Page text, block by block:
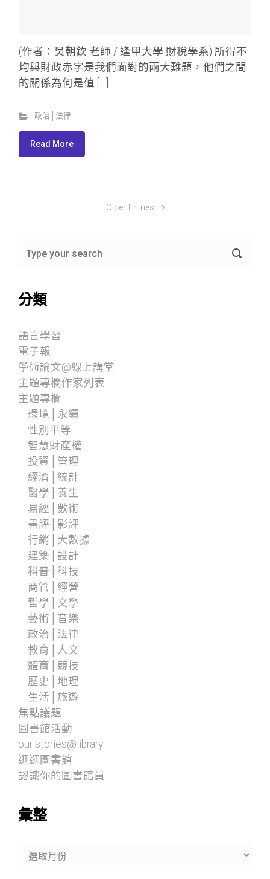
(作者：吳朝欽 老師 / 逢甲大學 財稅學系) 所得不
均與財政赤字是我們面對的兩大難題，他們之間
的關係為何是值 […]
政治│法律
Read More
Older Entries
分類
語言學習
電子報
學術論文@線上講堂
主題專欄作家列表
主題專欄
環境│永續
性別平等
智慧財產權
投資│管理
經濟│統計
醫學│養生
易經│數術
書評│影評
行銷│大數據
建築│設計
科普│科技
商管│經營
哲學│文學
藝術│音樂
政治│法律
教育│人文
體育│競技
歷史│地理
生活│旅遊
焦點議題
圖書館活動
our stories@library
逛逛圖書館
認識你的圖書館員
彙整